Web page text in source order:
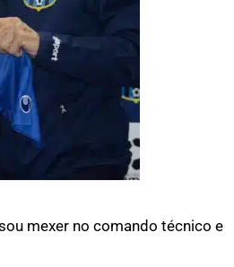
mexer no comando técnico e